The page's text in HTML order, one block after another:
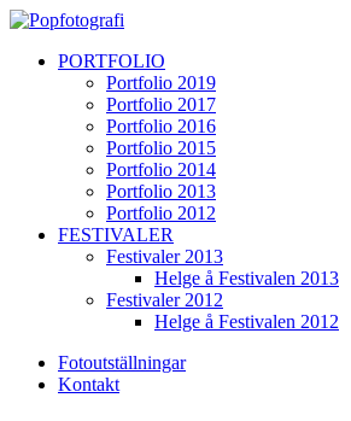
PORTFOLIO
Portfolio 2019
Portfolio 2017
Portfolio 2016
Portfolio 2015
Portfolio 2014
Portfolio 2013
Portfolio 2012
FESTIVALER
Festivaler 2013
Helge å Festivalen 2013
Festivaler 2012
Helge å Festivalen 2012
Fotoutställningar
Kontakt